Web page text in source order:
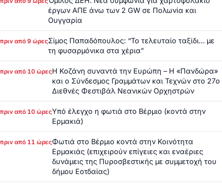
έργων ΑΠΕ άνω των 2 GW σε Πολωνία και
Ουγγαρία
πριν από 9 ώρεςΣίμος Παπαδόπουλος: “Το τελευταίο ταξίδι… με
τη φυσαρμόνικα στα χέρια”
πριν από 10 ώρεςΗ Κοζάνη συναντά την Ευρώπη – Η «Πανδώρα»
και ο Σύνδεσμος Γραμμάτων και Τεχνών στο 27ο
Διεθνές Φεστιβάλ Νεανικών Ορχηστρών
πριν από 10 ώρεςΥπό έλεγχο η φωτιά στο Βέρμιο (κοντά στην
Ερμακιά)
πριν από 11 ώρεςΦωτιά στο Βέρμιο κοντά στην Κοινότητα
Ερμακιάς (επιχειρούν επίγειες και εναέριες
δυνάμεις της Πυροσβεστικής με συμμετοχή του
δήμου Εοτδαίας)